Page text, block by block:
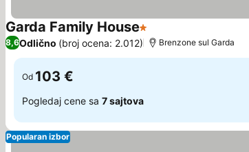
Garda Family House1 Zvezdice
8,6Odlično (broj ocena: 2.012) Brenzone sul Garda
Od 103 €
Pogledaj cene sa 7 sajtova
Popularan izbor